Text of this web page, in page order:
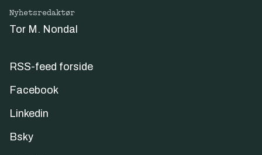
Nyhetsredaktør
Tor M. Nondal
RSS-feed forside
Facebook
Linkedin
Bsky